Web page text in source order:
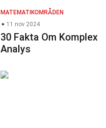
MATEMATIKOMRÅDEN
11 nov 2024
30 Fakta Om Komplex
Analys